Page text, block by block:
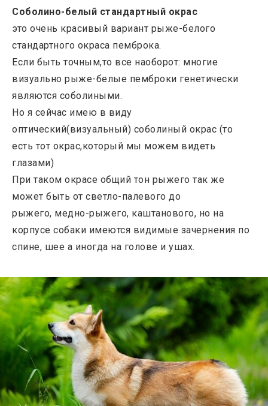
Соболино-белый стандартный окрас
это очень красивый вариант рыже-белого
стандартного окраса пемброка.
Если быть точным,то все наоборот: многие
визуально рыже-белые пемброки генетически
являются соболиными.
Но я сейчас имею в виду
оптический(визуальный) соболиный окрас (то
есть тот окрас,который мы можем видеть
глазами)
При таком окрасе общий тон рыжего так же
может быть от светло-палевого до
рыжего, медно-рыжего, каштанового, но на
корпусе собаки имеются видимые зачернения по
спине, шее а иногда на голове и ушах.